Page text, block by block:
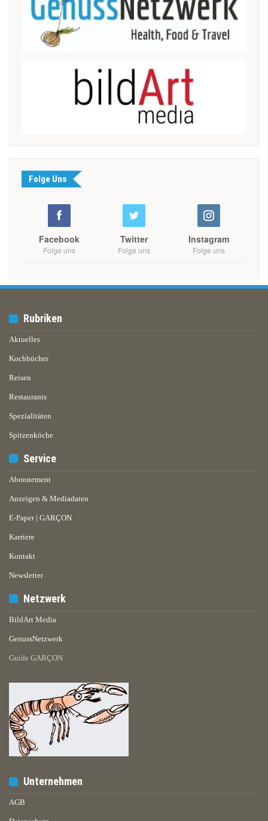
Folge Uns
Facebook
Folge uns
Twitter
Folge uns
Instagram
Folge uns
Rubriken
Aktuelles
Kochbücher
Reisen
Restaurants
Spezialitäten
Spitzenköche
Service
Abonnement
Anzeigen & Mediadaten
E-Paper | GARÇON
Karriere
Kontakt
Newsletter
Netzwerk
BildArt Media
GenussNetzwerk
Guide GARÇON
Unternehmen
AGB